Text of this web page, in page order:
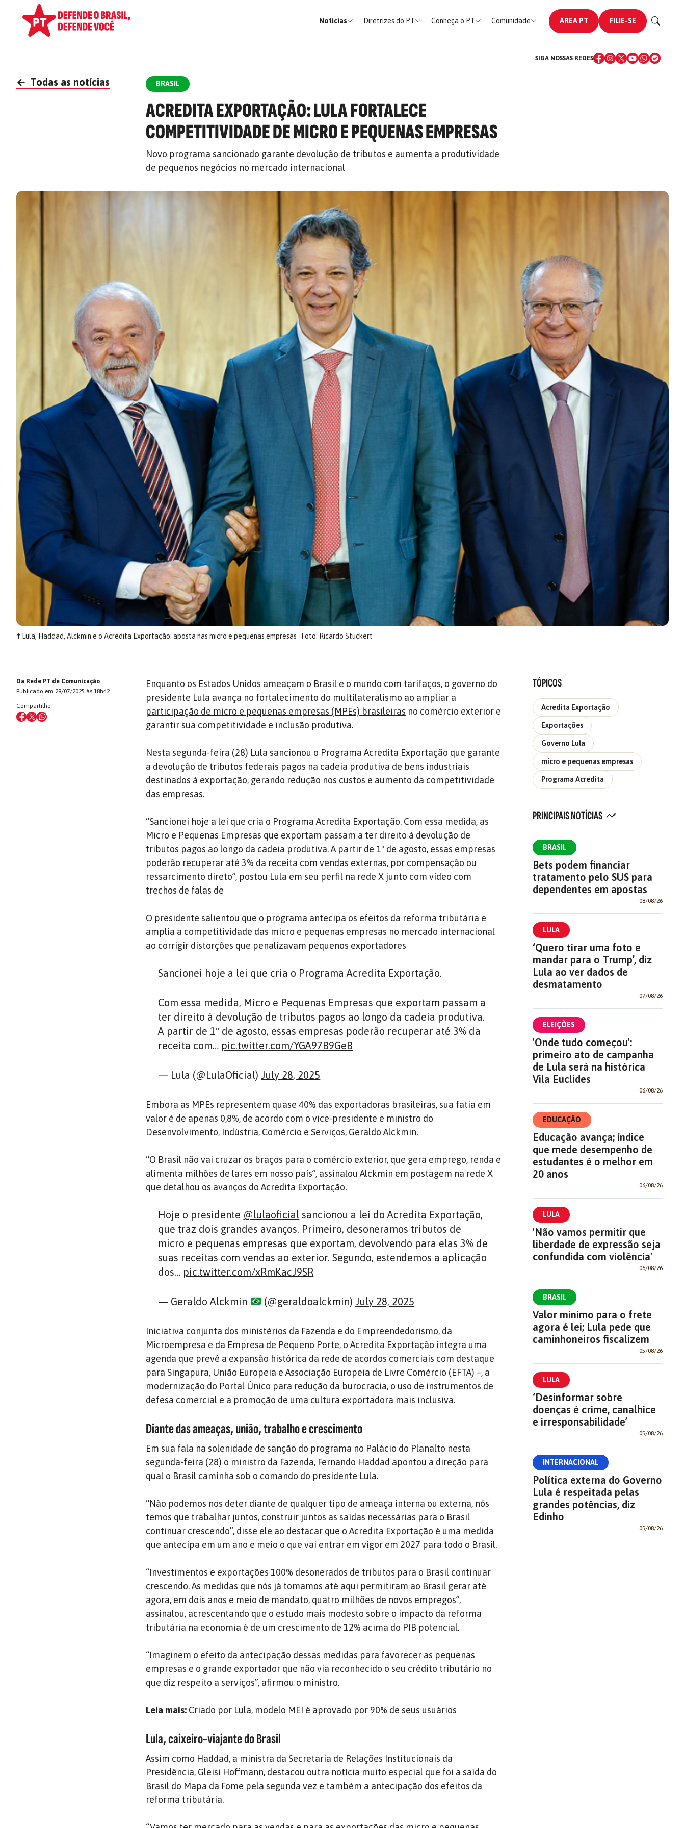
Notícias Diretrizes do PT Conheça o PT Comunidade ÁREA PT FILIE-SE
SIGA NOSSAS REDES
← Todas as notícias BRASIL
ACREDITA EXPORTAÇÃO: LULA FORTALECE
COMPETITIVIDADE DE MICRO E PEQUENAS EMPRESAS
Novo programa sancionado garante devolução de tributos e aumenta a produtividade
de pequenos negócios no mercado internacional
↑Lula, Haddad, Alckmin e o Acredita Exportação: aposta nas micro e pequenas empresas Foto: Ricardo Stuckert
Da Rede PT de Comunicação
Publicado em 29/07/2025 às 18h42
Compartilhe
Enquanto os Estados Unidos ameaçam o Brasil e o mundo com tarifaços, o governo do
presidente Lula avança no fortalecimento do multilateralismo ao ampliar a
participação de micro e pequenas empresas (MPEs) brasileiras no comércio exterior e
garantir sua competitividade e inclusão produtiva.
Nesta segunda-feira (28) Lula sancionou o Programa Acredita Exportação que garante
a devolução de tributos federais pagos na cadeia produtiva de bens industriais
destinados à exportação, gerando redução nos custos e aumento da competitividade
das empresas.
“Sancionei hoje a lei que cria o Programa Acredita Exportação. Com essa medida, as
Micro e Pequenas Empresas que exportam passam a ter direito à devolução de
tributos pagos ao longo da cadeia produtiva. A partir de 1º de agosto, essas empresas
poderão recuperar até 3% da receita com vendas externas, por compensação ou
ressarcimento direto”, postou Lula em seu perfil na rede X junto com vídeo com
trechos de falas de
O presidente salientou que o programa antecipa os efeitos da reforma tributária e
amplia a competitividade das micro e pequenas empresas no mercado internacional
ao corrigir distorções que penalizavam pequenos exportadores
Sancionei hoje a lei que cria o Programa Acredita Exportação.
Com essa medida, Micro e Pequenas Empresas que exportam passam a
ter direito à devolução de tributos pagos ao longo da cadeia produtiva.
A partir de 1º de agosto, essas empresas poderão recuperar até 3% da
receita com… pic.twitter.com/YGA97B9GeB
— Lula (@LulaOficial) July 28, 2025
Embora as MPEs representem quase 40% das exportadoras brasileiras, sua fatia em
valor é de apenas 0,8%, de acordo com o vice-presidente e ministro do
Desenvolvimento, Indústria, Comércio e Serviços, Geraldo Alckmin.
“O Brasil não vai cruzar os braços para o comércio exterior, que gera emprego, renda e
alimenta milhões de lares em nosso país”, assinalou Alckmin em postagem na rede X
que detalhou os avanços do Acredita Exportação.
Hoje o presidente @lulaoficial sancionou a lei do Acredita Exportação,
que traz dois grandes avanços. Primeiro, desoneramos tributos de
micro e pequenas empresas que exportam, devolvendo para elas 3% de
suas receitas com vendas ao exterior. Segundo, estendemos a aplicação
dos… pic.twitter.com/xRmKacJ9SR
— Geraldo Alckmin (@geraldoalckmin) July 28, 2025
Iniciativa conjunta dos ministérios da Fazenda e do Empreendedorismo, da
Microempresa e da Empresa de Pequeno Porte, o Acredita Exportação integra uma
agenda que prevê a expansão histórica da rede de acordos comerciais com destaque
para Singapura, União Europeia e Associação Europeia de Livre Comércio (EFTA) –, a
modernização do Portal Único para redução da burocracia, o uso de instrumentos de
defesa comercial e a promoção de uma cultura exportadora mais inclusiva.
Diante das ameaças, união, trabalho e crescimento
Em sua fala na solenidade de sanção do programa no Palácio do Planalto nesta
segunda-feira (28) o ministro da Fazenda, Fernando Haddad apontou a direção para
qual o Brasil caminha sob o comando do presidente Lula.
“Não podemos nos deter diante de qualquer tipo de ameaça interna ou externa, nós
temos que trabalhar juntos, construir juntos as saídas necessárias para o Brasil
continuar crescendo”, disse ele ao destacar que o Acredita Exportação é uma medida
que antecipa em um ano e meio o que vai entrar em vigor em 2027 para todo o Brasil.
“Investimentos e exportações 100% desonerados de tributos para o Brasil continuar
crescendo. As medidas que nós já tomamos até aqui permitiram ao Brasil gerar até
agora, em dois anos e meio de mandato, quatro milhões de novos empregos”,
assinalou, acrescentando que o estudo mais modesto sobre o impacto da reforma
tributária na economia é de um crescimento de 12% acima do PIB potencial.
“Imaginem o efeito da antecipação dessas medidas para favorecer as pequenas
empresas e o grande exportador que não via reconhecido o seu crédito tributário no
que diz respeito a serviços”, afirmou o ministro.
Leia mais: Criado por Lula, modelo MEI é aprovado por 90% de seus usuários
Lula, caixeiro-viajante do Brasil
Assim como Haddad, a ministra da Secretaria de Relações Institucionais da
Presidência, Gleisi Hoffmann, destacou outra notícia muito especial que foi a saída do
Brasil do Mapa da Fome pela segunda vez e também a antecipação dos efeitos da
reforma tributária.
TÓPICOS
Acredita Exportação
Exportações
Governo Lula
micro e pequenas empresas
Programa Acredita
PRINCIPAIS NOTÍCIAS
BRASIL
Bets podem financiar
tratamento pelo SUS para
dependentes em apostas
08/08/26
LULA
‘Quero tirar uma foto e
mandar para o Trump’, diz
Lula ao ver dados de
desmatamento
07/08/26
ELEIÇÕES
'Onde tudo começou':
primeiro ato de campanha
de Lula será na histórica
Vila Euclides
06/08/26
EDUCAÇÃO
Educação avança; índice
que mede desempenho de
estudantes é o melhor em
20 anos
06/08/26
LULA
'Não vamos permitir que
liberdade de expressão seja
confundida com violência'
06/08/26
BRASIL
Valor mínimo para o frete
agora é lei; Lula pede que
caminhoneiros fiscalizem
05/08/26
LULA
‘Desinformar sobre
doenças é crime, canalhice
e irresponsabilidade’
05/08/26
INTERNACIONAL
Política externa do Governo
Lula é respeitada pelas
grandes potências, diz
Edinho
05/08/26